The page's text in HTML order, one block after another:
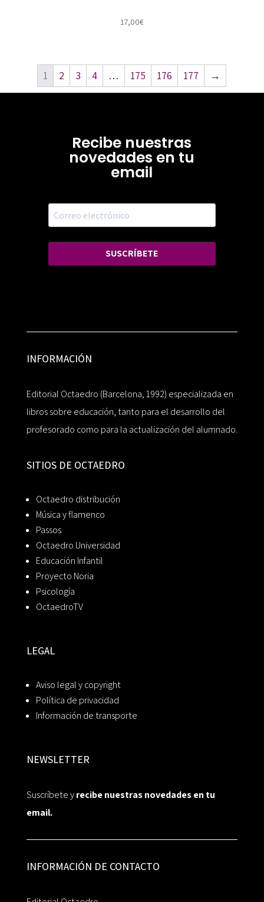
17,00€
1 2 3 4 … 175 176 177 →
Recibe nuestras
novedades en tu
email
SUSCRÍBETE
INFORMACIÓN
Editorial Octaedro (Barcelona, 1992) especializada en
libros sobre educación, tanto para el desarrollo del
profesorado como para la actualización del alumnado.
SITIOS DE OCTAEDRO
Octaedro distribución
Música y flamenco
Passos
Octaedro Universidad
Educación Infantil
Proyecto Noria
Psicología
OctaedroTV
LEGAL
Aviso legal y copyright
Política de privacidad
Información de transporte
NEWSLETTER
Suscríbete yrecibe nuestras novedades en tu
email.
INFORMACIÓN DE CONTACTO